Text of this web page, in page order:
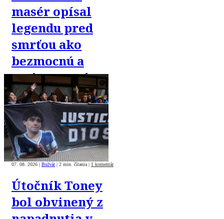
masér opísal
legendu pred
smrťou ako
bezmocnú a
rezignovanú
osobu
07. 08. 2026 | Bulvár | 2 min. čítania | 1 komentár
Útočník Toney
bol obvinený z